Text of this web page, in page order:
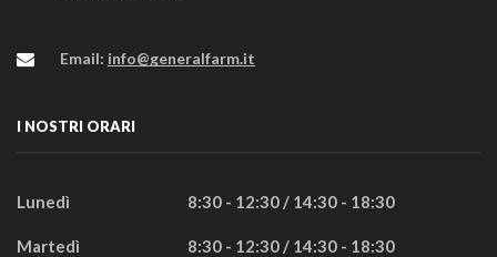
Email: info@generalfarm.it
I NOSTRI ORARI
Lunedì 8:30 - 12:30 / 14:30 - 18:30
Martedì 8:30 - 12:30 / 14:30 - 18:30